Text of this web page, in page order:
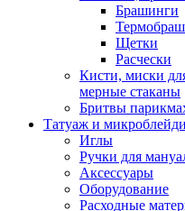
Брашинги
Щетки
Расчески
Кисти, миски
мерные стаканы
Бритвы
Татуаж и
Иглы
Ручки для
Аксессуары
Оборудование
Расходные